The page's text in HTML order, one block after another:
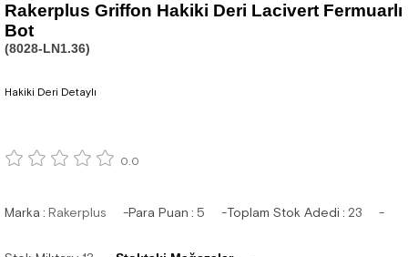
Rakerplus Griffon Hakiki Deri Lacivert Fermuarlı
Bot
(8028-LN1.36)
Hakiki Deri Detaylı
0.0
Marka: Rakerplus Para Puan : 5 Toplam Stok Adedi : 23